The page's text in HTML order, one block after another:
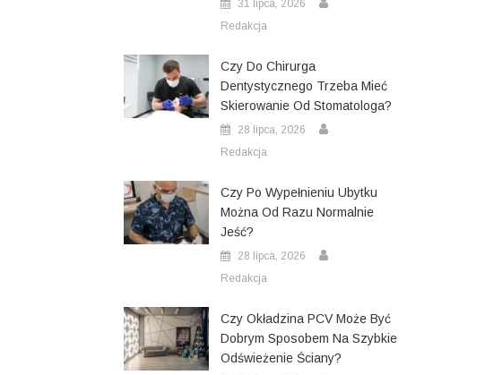
31 lipca, 2026
Redakcja
Czy Do Chirurga
Dentystycznego Trzeba Mieć
Skierowanie Od Stomatologa?
28 lipca, 2026
Redakcja
Czy Po Wypełnieniu Ubytku
Można Od Razu Normalnie
Jeść?
28 lipca, 2026
Redakcja
Czy Okładzina PCV Może Być
Dobrym Sposobem Na Szybkie
Odświeżenie Ściany?